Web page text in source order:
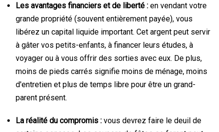
Les avantages financiers et de liberté : en vendant votre
grande propriété (souvent entièrement payée), vous
libérez un capital liquide important. Cet argent peut servir
à gâter vos petits-enfants, à financer leurs études, à
voyager ou à vous offrir des sorties avec eux. De plus,
moins de pieds carrés signifie moins de ménage, moins
d'entretien et plus de temps libre pour être un grand-
parent présent.
La réalité du compromis : vous devrez faire le deuil de